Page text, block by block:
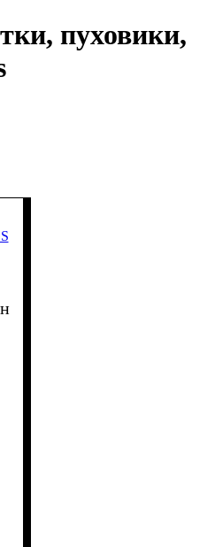
пуховики,